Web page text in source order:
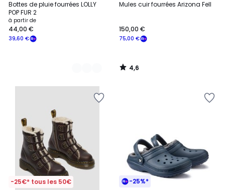
Bottes de pluie fourrées LOLLY
POP FUR 2
à partir de
39,60 €
44,00 €
Couleurs
Mules cuir fourrées Arizona Fell
75,00 €
150,00 €
/ 5
4,6
/
-25€* tous les 50€ -25%*